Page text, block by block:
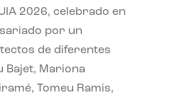
2026, celebrado en
por un
de diferentes
Bajet, Mariona
Tomeu Ramis,